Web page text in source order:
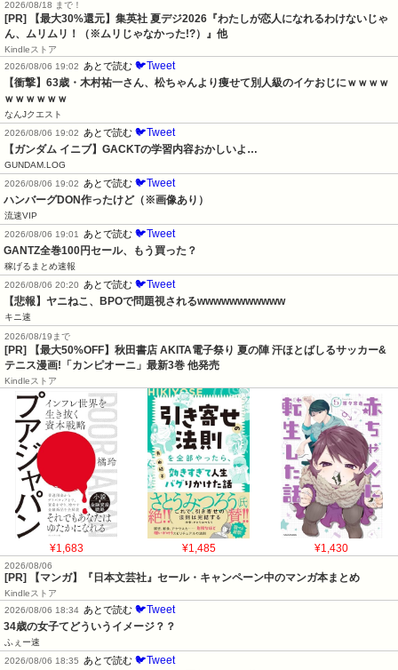
2026/08/18 まで！
[PR]
【最大30%還元】集英社 夏デジ2026『わたしが恋人になれるわけないじゃ
ん、ムリムリ！（※ムリじゃなかった!?）』他
Kindleストア
2026/08/06 19:02
あとで読む 🐦Tweet
【衝撃】63歳・木村祐一さん、松ちゃんより痩せて別人級のイケおじにｗｗｗｗ
ｗｗｗｗｗｗ
なんJクエスト
2026/08/06 19:02
あとで読む 🐦Tweet
【ガンダム イニブ】GACKTの学習内容おかしいよ…
GUNDAM.LOG
2026/08/06 19:02
あとで読む 🐦Tweet
ハンバーグDON作ったけど（※画像あり）
流速VIP
2026/08/06 19:01
あとで読む 🐦Tweet
GANTZ全巻100円セール、もう買った？
稼げるまとめ速報
2026/08/06 20:20
あとで読む 🐦Tweet
【悲報】ヤニねこ、BPOで問題視されるwwwwwwwwwww
キニ速
2026/08/19まで
[PR] 【最大50%OFF】秋田書店 AKITA電子祭り 夏の陣 汗ほとばしるサッカー&
テニス漫画!「カンピオーニ」最新3巻 他発売
Kindleストア
¥1,683 ¥1,485 ¥1,430
2026/08/06
[PR] 【マンガ】『日本文芸社』セール・キャンペーン中のマンガ本まとめ
Kindleストア
2026/08/06 18:34 あとで読む 🐦Tweet
34歳の女子てどういうイメージ？？
ふぇー速
2026/08/06 18:35
あとで読む 🐦Tweet